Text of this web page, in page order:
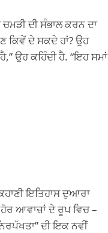
ਦੀ ਸੰਭਾਲ ਕਰਨ ਦਾ
ਕਿਵੇਂ ਦੇ ਸਕਦੇ ਹਾਂ? ਉਹ
ਉਹ ਕਹਿੰਦੀ ਹੈ. “ਇਹ ਸਮਾਂ
ਇਤਿਹਾਸ ਦੁਆਰਾ
ਆਵਾਜ਼ਾਂ ਦੇ ਰੂਪ ਵਿਚ –
ਦੀ ਇਕ ਨਵੀਂ